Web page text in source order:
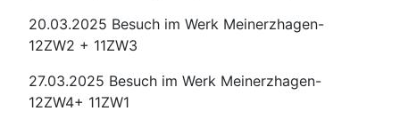
20.03.2025 Besuch im Werk Meinerzhagen-
12ZW2 + 11ZW3
27.03.2025 Besuch im Werk Meinerzhagen-
12ZW4+ 11ZW1